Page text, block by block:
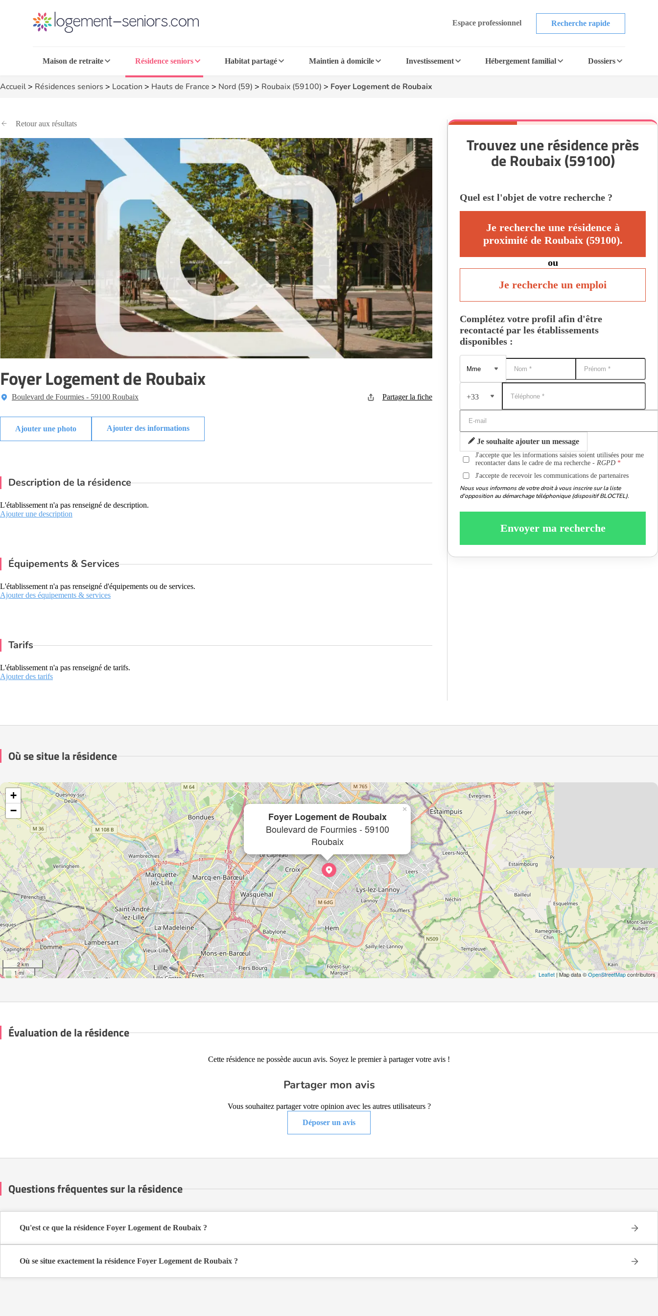
Espace professionnel Recherche rapide
Maison de retraite Résidence seniors Habitat partagé Maintien à domicile Investissement Hébergement familial Dossiers
Accueil> Résidences seniors > Location > Hauts de France > Nord (59) > Roubaix (59100) > Foyer Logement de Roubaix
Retour aux résultats
Foyer Logement de Roubaix
Boulevard de Fourmies - 59100 Roubaix Partager la fiche
Ajouter des informations
Description de la résidence
L'établissement n'a pas renseigné de description.
Ajouter une description
Équipements & Services
L'établissement n'a pas renseigné d'équipements ou de services.
Ajouter des équipements & services
Tarifs
L'établissement n'a pas renseigné de tarifs.
Ajouter des tarifs
Trouvez une résidence près
de Roubaix (59100)
Quel est l'objet de votre recherche ?
Je recherche une résidence à
proximité de Roubaix (59100).
ou
Je recherche un emploi
Complétez votre profil afin d'être
recontacté par les établissements
disponibles :
+33
Je souhaite ajouter un message
J'accepte que les informations saisies soient utilisées pour me
recontacter dans le cadre de ma recherche -RGPD
J'accepte de recevoir les communications de partenaires
Nous vous informons de votre droit à vous inscrire sur la liste
d'opposition au démarchage téléphonique (dispositif BLOCTEL).
Envoyer ma recherche
Où se situe la résidence
Foyer Logement de Roubaix
Boulevard de Fourmies - 59100
Roubaix
×
+
−
2 km
1 mi
Leaflet | Map data ©OpenStreetMapcontributors
Évaluation de la résidence
Cette résidence ne possède aucun avis. Soyez le premier à partager votre avis !
Partager mon avis
Vous souhaitez partager votre opinion avec les autres utilisateurs ?
Déposer un avis
Questions fréquentes sur la résidence
Qu'est ce que la résidence Foyer Logement de Roubaix ?
Où se situe exactement la résidence Foyer Logement de Roubaix ?